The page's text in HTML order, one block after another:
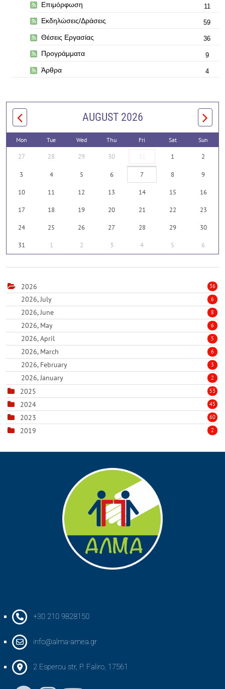
Επιμόρφωση 11
Εκδηλώσεις/Δράσεις 59
Θέσεις Εργασίας 36
Προγράμματα 9
Άρθρα 4
AUGUST 2026
Mon Tue Wed Thu Fri Sat Sun
27 28 29 30 31 1 2
3 4 5 6 7 8 9
10 11 12 13 14 15 16
17 18 19 20 21 22 23
24 25 26 27 28 29 30
31 1 2 3 4 5 6
2026 36
2026, July 6
2026, June 8
2026, May 6
2026, April 5
2026, March 6
2026, February 3
2026, January 2
2025 53
2024 45
2023 60
2019 2
+30 210 9828150
info@alma-amea.gr
2 Esperou str, P. Faliro, 17561